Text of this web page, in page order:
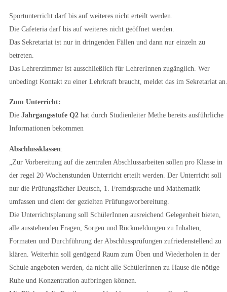
Sportunterricht darf bis auf weiteres nicht erteilt werden.
Die Cafeteria darf bis auf weiteres nicht geöffnet werden.
Das Sekretariat ist nur in dringenden Fällen und dann nur einzeln zu
betreten.
Das Lehrerzimmer ist ausschließlich für LehrerInnen zugänglich. Wer
unbedingt Kontakt zu einer Lehrkraft braucht, meldet das im Sekretariat an.
Zum Unterricht:
Die Jahrgangsstufe Q2 hat durch Studienleiter Methe bereits ausführliche
Informationen bekommen
Abschlussklassen:
„Zur Vorbereitung auf die zentralen Abschlussarbeiten sollen pro Klasse in
der regel 20 Wochenstunden Unterricht erteilt werden. Der Unterricht soll
nur die Prüfungsfächer Deutsch, 1. Fremdsprache und Mathematik
umfassen und dient der gezielten Prüfungsvorbereitung.
Die Unterrichtsplanung soll SchülerInnen ausreichend Gelegenheit bieten,
alle ausstehenden Fragen, Sorgen und Rückmeldungen zu Inhalten,
Formaten und Durchführung der Abschlussprüfungen zufriedenstellend zu
klären. Weiterhin soll genügend Raum zum Üben und Wiederholen in der
Schule angeboten werden, da nicht alle SchülerInnen zu Hause die nötige
Ruhe und Konzentration aufbringen können.